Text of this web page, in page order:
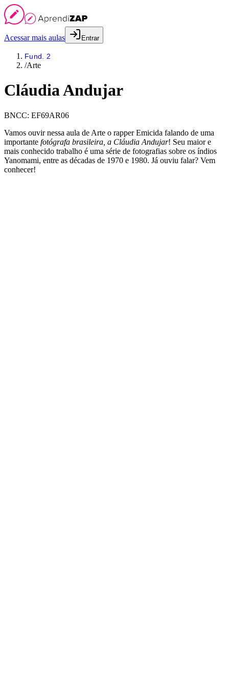
Acessar mais aulas Entrar
Fund. 2
/Arte
Cláudia Andujar
BNCC: EF69AR06
Vamos ouvir nessa aula de Arte o rapper Emicida falando de uma
importante fotógrafa brasileira, a Cláudia Andujar! Seu maior e
mais conhecido trabalho é uma série de fotografias sobre os índios
Yanomami, entre as décadas de 1970 e 1980. Já ouviu falar? Vem
conhecer!